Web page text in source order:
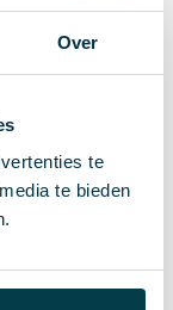
Over
te
te bieden